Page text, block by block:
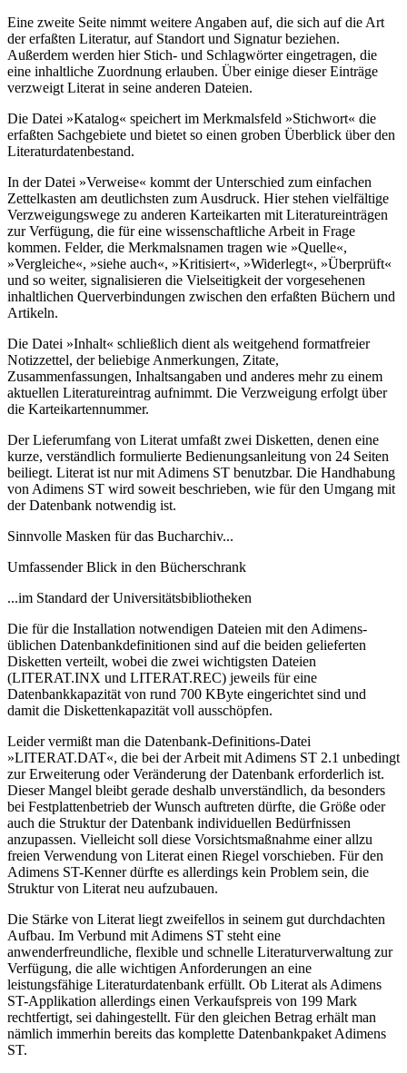
Eine zweite Seite nimmt weitere Angaben auf, die sich auf die Art
der erfaßten Literatur, auf Standort und Signatur beziehen.
Außerdem werden hier Stich- und Schlagwörter eingetragen, die
eine inhaltliche Zuordnung erlauben. Über einige dieser Einträge
verzweigt Literat in seine anderen Dateien.
Die Datei »Katalog« speichert im Merkmalsfeld »Stichwort« die
erfaßten Sachgebiete und bietet so einen groben Überblick über den
Literaturdatenbestand.
In der Datei »Verweise« kommt der Unterschied zum einfachen
Zettelkasten am deutlichsten zum Ausdruck. Hier stehen vielfältige
Verzweigungswege zu anderen Karteikarten mit Literatureinträgen
zur Verfügung, die für eine wissenschaftliche Arbeit in Frage
kommen. Felder, die Merkmalsnamen tragen wie »Quelle«,
»Vergleiche«, »siehe auch«, »Kritisiert«, »Widerlegt«, »Überprüft«
und so weiter, signalisieren die Vielseitigkeit der vorgesehenen
inhaltlichen Querverbindungen zwischen den erfaßten Büchern und
Artikeln.
Die Datei »Inhalt« schließlich dient als weitgehend formatfreier
Notizzettel, der beliebige Anmerkungen, Zitate,
Zusammenfassungen, Inhaltsangaben und anderes mehr zu einem
aktuellen Literatureintrag aufnimmt. Die Verzweigung erfolgt über
die Karteikartennummer.
Der Lieferumfang von Literat umfaßt zwei Disketten, denen eine
kurze, verständlich formulierte Bedienungsanleitung von 24 Seiten
beiliegt. Literat ist nur mit Adimens ST benutzbar. Die Handhabung
von Adimens ST wird soweit beschrieben, wie für den Umgang mit
der Datenbank notwendig ist.
Sinnvolle Masken für das Bucharchiv...
Umfassender Blick in den Bücherschrank
...im Standard der Universitätsbibliotheken
Die für die Installation notwendigen Dateien mit den Adimens-
üblichen Datenbankdefinitionen sind auf die beiden gelieferten
Disketten verteilt, wobei die zwei wichtigsten Dateien
(LITERAT.INX und LITERAT.REC) jeweils für eine
Datenbankkapazität von rund 700 KByte eingerichtet sind und
damit die Diskettenkapazität voll ausschöpfen.
Leider vermißt man die Datenbank-Definitions-Datei
»LITERAT.DAT«, die bei der Arbeit mit Adimens ST 2.1 unbedingt
zur Erweiterung oder Veränderung der Datenbank erforderlich ist.
Dieser Mangel bleibt gerade deshalb unverständlich, da besonders
bei Festplattenbetrieb der Wunsch auftreten dürfte, die Größe oder
auch die Struktur der Datenbank individuellen Bedürfnissen
anzupassen. Vielleicht soll diese Vorsichtsmaßnahme einer allzu
freien Verwendung von Literat einen Riegel vorschieben. Für den
Adimens ST-Kenner dürfte es allerdings kein Problem sein, die
Struktur von Literat neu aufzubauen.
Die Stärke von Literat liegt zweifellos in seinem gut durchdachten
Aufbau. Im Verbund mit Adimens ST steht eine
anwenderfreundliche, flexible und schnelle Literaturverwaltung zur
Verfügung, die alle wichtigen Anforderungen an eine
leistungsfähige Literaturdatenbank erfüllt. Ob Literat als Adimens
ST-Applikation allerdings einen Verkaufspreis von 199 Mark
rechtfertigt, sei dahingestellt. Für den gleichen Betrag erhält man
nämlich immerhin bereits das komplette Datenbankpaket Adimens
ST.